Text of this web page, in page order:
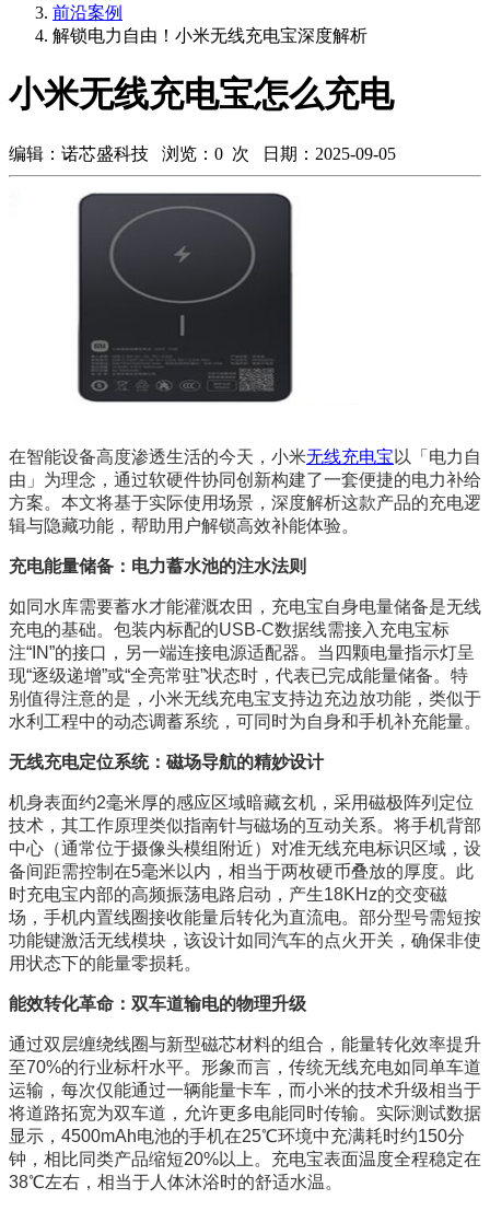
前沿案例
解锁电力自由！小米无线充电宝深度解析
小米无线充电宝怎么充电
编辑：诺芯盛科技 浏览： 0 次 日期：2025-09-05
在智能设备高度渗透生活的今天，小米无线充电宝 以「电力自
由」为理念，通过软硬件协同创新构建了一套便捷的电力补给
方案。本文将基于实际使用场景，深度解析这款产品的充电逻
辑与隐藏功能，帮助用户解锁高效补能体验。
充电能量储备：电力蓄水池的注水法则
如同水库需要蓄水才能灌溉农田，充电宝自身电量储备是无线
充电的基础。包装内标配的USB-C数据线需接入充电宝标
注“IN”的接口，另一端连接电源适配器。当四颗电量指示灯呈
现“逐级递增”或“全亮常驻”状态时，代表已完成能量储备。特
别值得注意的是，小米无线充电宝支持边充边放功能，类似于
水利工程中的动态调蓄系统，可同时为自身和手机补充能量。
无线充电定位系统：磁场导航的精妙设计
机身表面约2毫米厚的感应区域暗藏玄机，采用磁极阵列定位
技术，其工作原理类似指南针与磁场的互动关系。将手机背部
中心（通常位于摄像头模组附近）对准无线充电标识区域，设
备间距需控制在5毫米以内，相当于两枚硬币叠放的厚度。此
时充电宝内部的高频振荡电路启动，产生18KHz的交变磁
场，手机内置线圈接收能量后转化为直流电。部分型号需短按
功能键激活无线模块，该设计如同汽车的点火开关，确保非使
用状态下的能量零损耗。
能效转化革命：双车道输电的物理升级
通过双层缠绕线圈与新型磁芯材料的组合，能量转化效率提升
至70%的行业标杆水平。形象而言，传统无线充电如同单车道
运输，每次仅能通过一辆能量卡车，而小米的技术升级相当于
将道路拓宽为双车道，允许更多电能同时传输。实际测试数据
显示，4500mAh电池的手机在25℃环境中充满耗时约150分
钟，相比同类产品缩短20%以上。充电宝表面温度全程稳定在
38℃左右，相当于人体沐浴时的舒适水温。